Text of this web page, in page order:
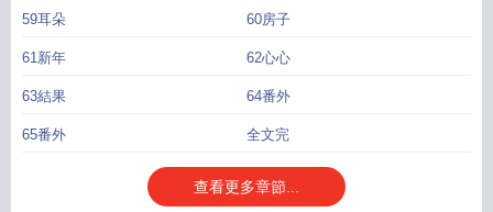
59耳朵 60房子
61新年 62心心
63結果 64番外
65番外 全文完
查看更多章節...